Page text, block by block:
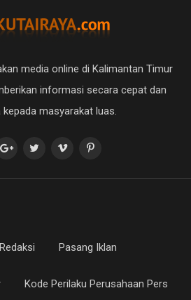
media online di Kalimantan Timur
informasi secara cepat dan
masyarakat luas.
Redaksi Pasang Iklan
Kode Perilaku Perusahaan Pers